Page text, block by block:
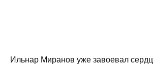
Ильнар Миранов уже завоевал